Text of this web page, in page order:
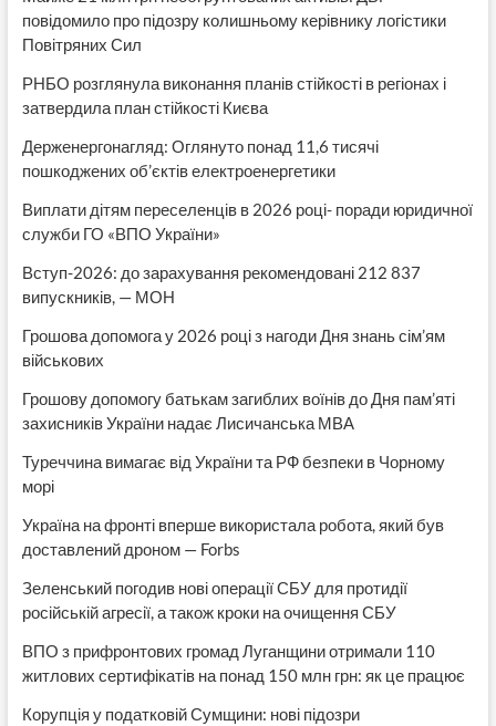
повідомило про підозру колишньому керівнику логістики
Повітряних Сил
РНБО розглянула виконання планів стійкості в регіонах і
затвердила план стійкості Києва
Держенергонагляд: Оглянуто понад 11,6 тисячі
пошкоджених об’єктів електроенергетики
Виплати дітям переселенців в 2026 році- поради юридичної
служби ГО «ВПО України»
Вступ-2026: до зарахування рекомендовані 212 837
випускників, — МОН
Грошова допомога у 2026 році з нагоди Дня знань сім’ям
військових
Грошову допомогу батькам загиблих воїнів до Дня пам’яті
захисників України надає Лисичанська МВА
Туреччина вимагає від України та РФ безпеки в Чорному
морі
Україна на фронті вперше використала робота, який був
доставлений дроном — Forbs
Зеленський погодив нові операції СБУ для протидії
російській агресії, а також кроки на очищення СБУ
ВПО з прифронтових громад Луганщини отримали 110
житлових сертифікатів на понад 150 млн грн: як це працює
Корупція у податковій Сумщини: нові підозри